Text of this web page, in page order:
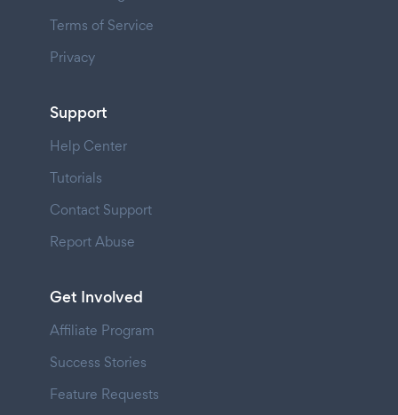
Terms of Service
Privacy
Support
Help Center
Tutorials
Contact Support
Report Abuse
Get Involved
Affiliate Program
Success Stories
Feature Requests